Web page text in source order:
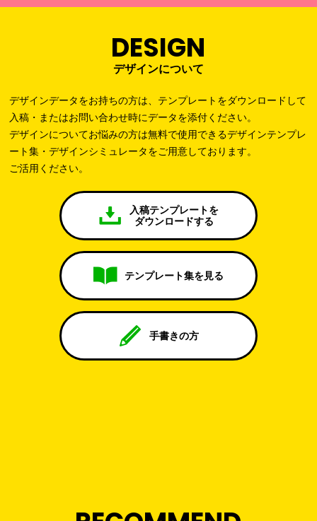
DESIGN
デザインについて
デザインデータをお持ちの方は、テンプレートをダウンロードして
入稿・またはお問い合わせ時にデータを添付ください。
デザインについてお悩みの方は無料で使用できるデザインテンプレ
ート集・デザインシミュレータをご用意しております。
ご活用ください。
入稿テンプレートを
ダウンロードする
テンプレート集を見る
手書きの方